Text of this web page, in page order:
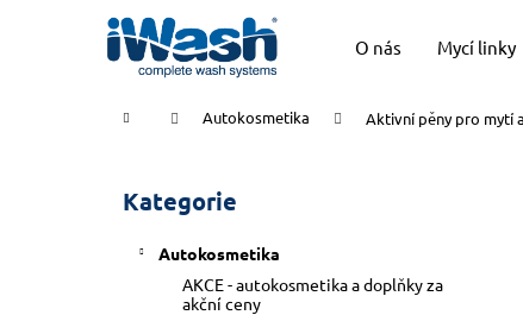
O nás Mycí linky
Domů Autokosmetika Aktivní pěny pro mytí
Přeskočit
kategorie
Kategorie
Autokosmetika
AKCE - autokosmetika a doplňky za
akční ceny
Zpět
Zpět